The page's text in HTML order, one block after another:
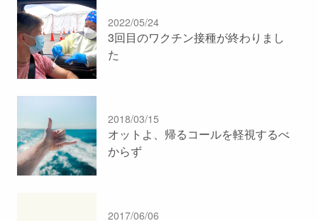
2022/05/24
3回目のワクチン接種が終わりまし
た
2018/03/15
オットよ、帰るコールを軽視するべ
からず
2017/06/06